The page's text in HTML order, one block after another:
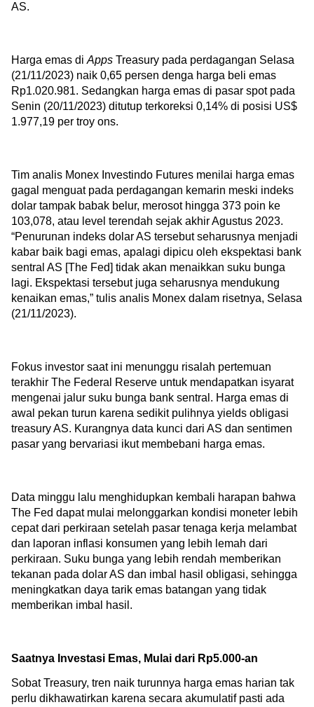
AS.
Harga emas di Apps Treasury pada perdagangan Selasa
(21/11/2023) naik 0,65 persen denga harga beli emas
Rp1.020.981. Sedangkan harga emas di pasar spot pada
Senin (20/11/2023) ditutup terkoreksi 0,14% di posisi US$
1.977,19 per troy ons.
Tim analis Monex Investindo Futures menilai harga emas
gagal menguat pada perdagangan kemarin meski indeks
dolar tampak babak belur, merosot hingga 373 poin ke
103,078, atau level terendah sejak akhir Agustus 2023.
“Penurunan indeks dolar AS tersebut seharusnya menjadi
kabar baik bagi emas, apalagi dipicu oleh ekspektasi bank
sentral AS [The Fed] tidak akan menaikkan suku bunga
lagi. Ekspektasi tersebut juga seharusnya mendukung
kenaikan emas,” tulis analis Monex dalam risetnya, Selasa
(21/11/2023).
Fokus investor saat ini menunggu risalah pertemuan
terakhir The Federal Reserve untuk mendapatkan isyarat
mengenai jalur suku bunga bank sentral. Harga emas di
awal pekan turun karena sedikit pulihnya yields obligasi
treasury AS. Kurangnya data kunci dari AS dan sentimen
pasar yang bervariasi ikut membebani harga emas.
Data minggu lalu menghidupkan kembali harapan bahwa
The Fed dapat mulai melonggarkan kondisi moneter lebih
cepat dari perkiraan setelah pasar tenaga kerja melambat
dan laporan inflasi konsumen yang lebih lemah dari
perkiraan. Suku bunga yang lebih rendah memberikan
tekanan pada dolar AS dan imbal hasil obligasi, sehingga
meningkatkan daya tarik emas batangan yang tidak
memberikan imbal hasil.
Saatnya Investasi Emas, Mulai dari Rp5.000-an
Sobat Treasury, tren naik turunnya harga emas harian tak
perlu dikhawatirkan karena secara akumulatif pasti ada